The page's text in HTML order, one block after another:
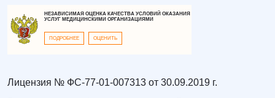
НЕЗАВИСИМАЯ ОЦЕНКА КАЧЕСТВА УСЛОВИЙ ОКАЗАНИЯ
УСЛУГ МЕДИЦИНСКИМИ ОРГАНИЗАЦИЯМИ
ПОДРОБНЕЕ ОЦЕНИТЬ
Лицензия № ФС-77-01-007313 от 30.09.2019 г.